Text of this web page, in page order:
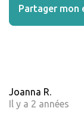
Partager mon
Joanna R.
Il y a 2 années